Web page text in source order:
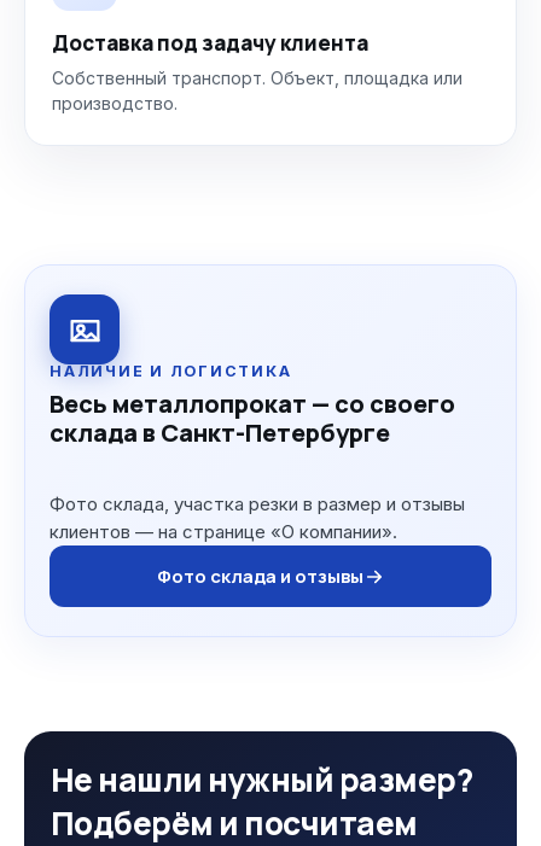
Доставка под задачу клиента
Собственный транспорт. Объект, площадка или
производство.
НАЛИЧИЕ И ЛОГИСТИКА
Весь металлопрокат — со своего
склада в Санкт-Петербурге
Фото склада, участка резки в размер и отзывы
клиентов — на странице «О компании».
Фото склада и отзывы
Не нашли нужный размер?
Подберём и посчитаем